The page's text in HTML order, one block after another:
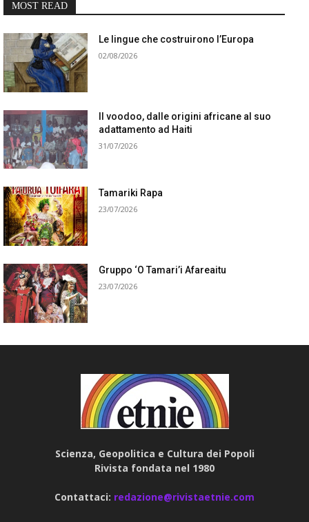
MOST READ
Le lingue che costruirono l’Europa
02/08/2026
Il voodoo, dalle origini africane al suo
adattamento ad Haiti
31/07/2026
Tamariki Rapa
23/07/2026
Gruppo ‘O Tamari’i Afareaitu
23/07/2026
Scienza, Geopolitica e Cultura dei Popoli
Rivista fondata nel 1980
Contattaci: redazione@rivistaetnie.com